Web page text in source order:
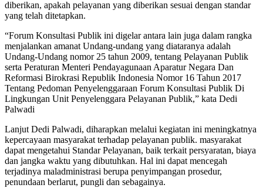
diberikan, apakah pelayanan yang diberikan sesuai dengan standar
yang telah ditetapkan.
“Forum Konsultasi Publik ini digelar antara lain juga dalam rangka
menjalankan amanat Undang-undang yang diataranya adalah
Undang-Undang nomor 25 tahun 2009, tentang Pelayanan Publik
serta Peraturan Menteri Pendayagunaan Aparatur Negara Dan
Reformasi Birokrasi Republik Indonesia Nomor 16 Tahun 2017
Tentang Pedoman Penyelenggaraan Forum Konsultasi Publik Di
Lingkungan Unit Penyelenggara Pelayanan Publik,” kata Dedi
Palwadi
Lanjut Dedi Palwadi, diharapkan melalui kegiatan ini meningkatnya
kepercayaan masyarakat terhadap pelayanan publik. masyarakat
dapat mengetahui Standar Pelayanan, baik terkait persyaratan, biaya
dan jangka waktu yang dibutuhkan. Hal ini dapat mencegah
terjadinya maladministrasi berupa penyimpangan prosedur,
penundaan berlarut, pungli dan sebagainya.